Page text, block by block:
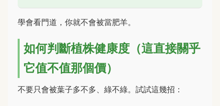
學會看門道，你就不會被當肥羊。
如何判斷植株健康度（這直接關乎
它值不值那個價）
不要只會被葉子多不多、綠不綠。試試這幾招：